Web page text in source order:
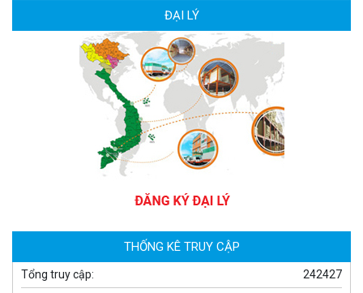
ĐẠI LÝ
THỐNG KÊ TRUY CẬP
242427
Tổng truy cập: